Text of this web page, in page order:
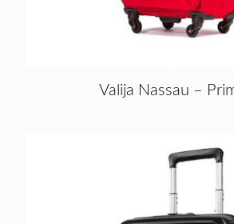
Valija Nassau –